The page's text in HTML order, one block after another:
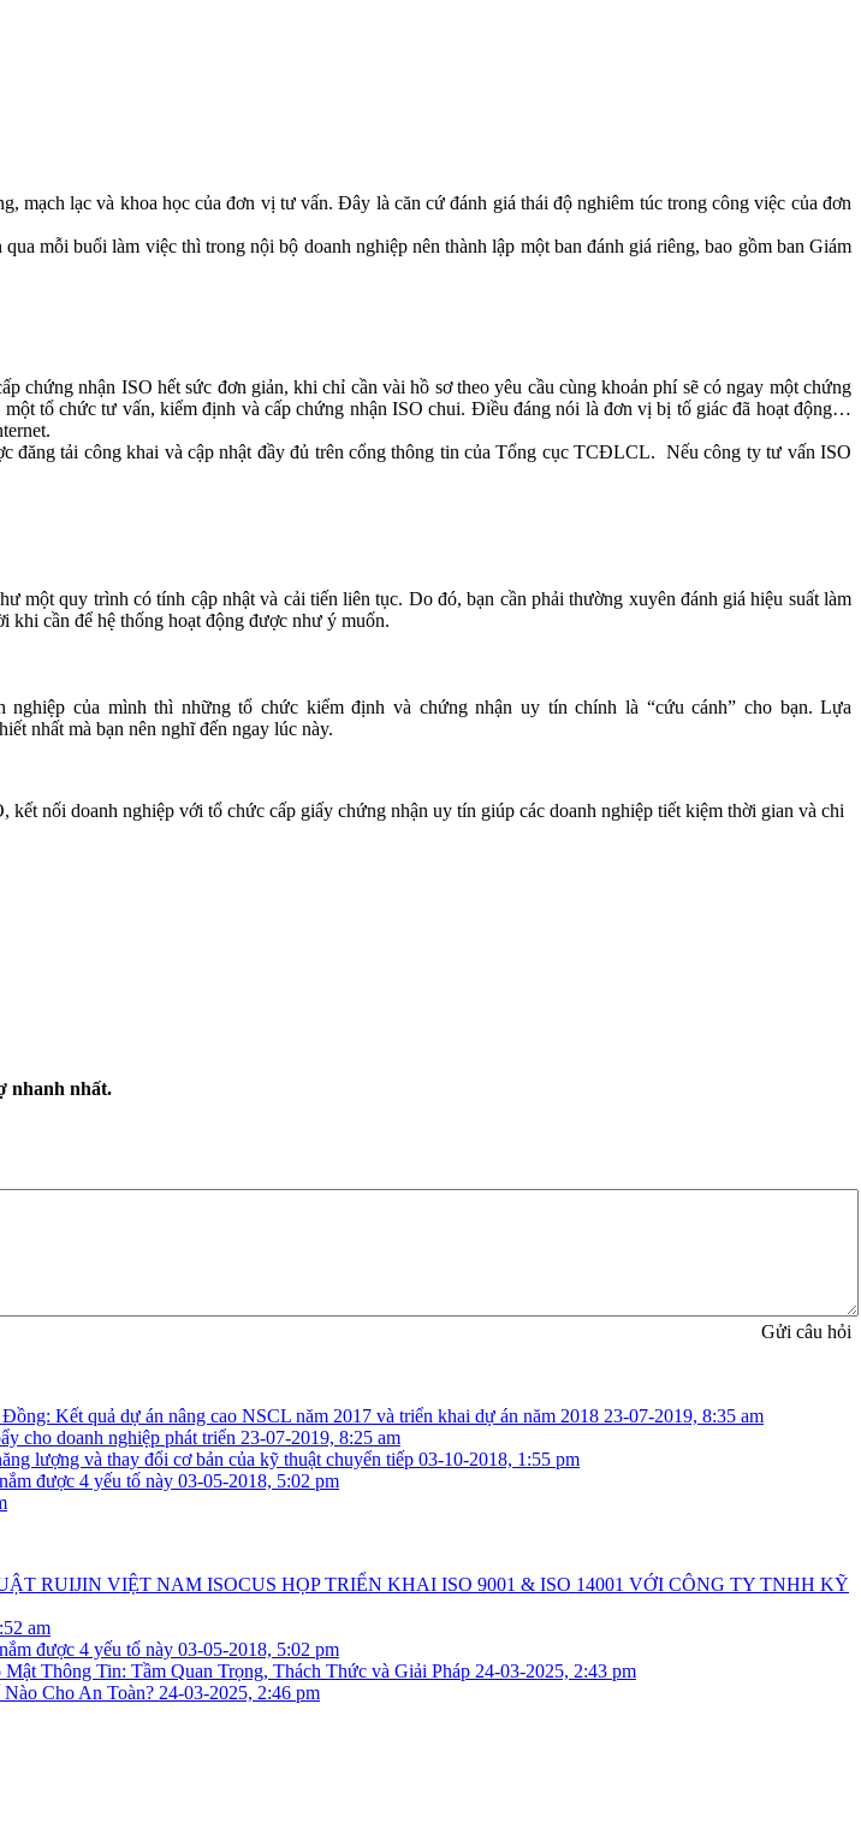
mạch lạc và khoa học của đơn vị tư vấn. Đây là căn cứ đánh giá thái độ nghiêm túc trong công việc của đơn
mỗi buổi làm việc thì trong nội bộ doanh nghiệp nên thành lập một ban đánh giá riêng, bao gồm ban Giám
nhận ISO hết sức đơn giản, khi chỉ cần vài hồ sơ theo yêu cầu cùng khoản phí sẽ có ngay một chứng
tổ chức tư vấn, kiểm định và cấp chứng nhận ISO chui. Điều đáng nói là đơn vị bị tố giác đã hoạt động…
đăng tải công khai và cập nhật đầy đủ trên cổng thông tin của Tổng cục TCĐLCL. Nếu công ty tư vấn ISO
quy trình có tính cập nhật và cải tiến liên tục. Do đó, bạn cần phải thường xuyên đánh giá hiệu suất làm
cần để hệ thống hoạt động được như ý muốn.
nghiệp của mình thì nhữngtổ chức kiểm định và chứng nhận uy tínchính là “cứu cánh” cho bạn.Lựa
nhất mà bạn nên nghĩ đến ngay lúc này.
nối doanh nghiệp với tổ chức cấp giấy chứng nhận uy tín giúp các doanh nghiệp tiết kiệm thời gian và chi
nhanh nhất.
Gửi câu hỏi
Kết quả dự án nâng cao NSCL năm 2017 và triển khai dự án năm 2018 23-07-2019, 8:35 am
cho doanh nghiệp phát triển 23-07-2019, 8:25 am
lượng và thay đổi cơ bản của kỹ thuật chuyển tiếp 03-10-2018, 1:55 pm
được 4 yếu tố này 03-05-2018, 5:02 pm
ISOCUS HỌP TRIỂN KHAI ISO 9001 & ISO 14001 VỚI CÔNG TY TNHH KỸ
am
được 4 yếu tố này 03-05-2018, 5:02 pm
Mật Thông Tin: Tầm Quan Trọng, Thách Thức và Giải Pháp 24-03-2025, 2:43 pm
Cho An Toàn? 24-03-2025, 2:46 pm